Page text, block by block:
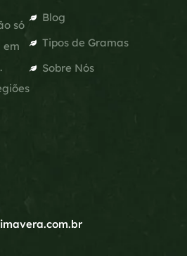
só
em
Blog
Tipos de Gramas
Sobre Nós